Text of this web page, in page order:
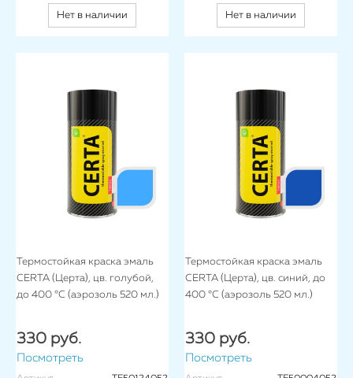
Нет в наличии Нет в наличии
Термостойкая краска эмаль
CERTA (Церта), цв. голубой,
до 400 °C (аэрозоль 520 мл.)
330 руб.
Посмотреть
Термостойкая краска эмаль
CERTA (Церта), цв. синий, до
400 °C (аэрозоль 520 мл.)
330 руб.
Посмотреть